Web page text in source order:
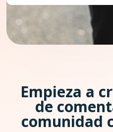
Empieza a
de
comunidad